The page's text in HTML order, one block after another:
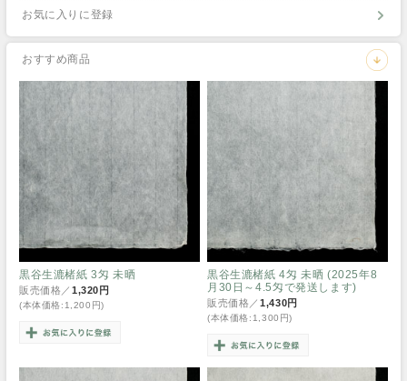
お気に入りに登録
おすすめ商品
黒谷生漉楮紙 3匁 未晒
販売価格／1,320円
(本体価格:1,200円)
黒谷生漉楮紙 4匁 未晒 (2025年8
月30日～4.5匁で発送します)
販売価格／1,430円
(本体価格:1,300円)